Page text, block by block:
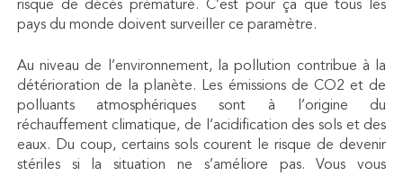
risque de décès prématuré. C’est pour ça que tous les
pays du monde doivent surveiller ce paramètre.
Au niveau de l’environnement, la pollution contribue à la
détérioration de la planète. Les émissions de CO2 et de
polluants atmosphériques sont à l’origine du
réchauffement climatique, de l’acidification des sols et des
eaux. Du coup, certains sols courent le risque de devenir
stériles si la situation ne s’améliore pas. Vous vous